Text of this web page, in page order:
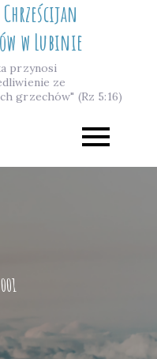
Chrześcijan
w Lubinie
przynosi
ze
grzechów" (Rz 5:16)